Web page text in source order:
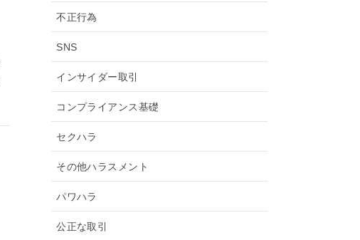
不正行為
SNS
インサイダー取引
コンプライアンス基礎
セクハラ
その他ハラスメント
パワハラ
公正な取引